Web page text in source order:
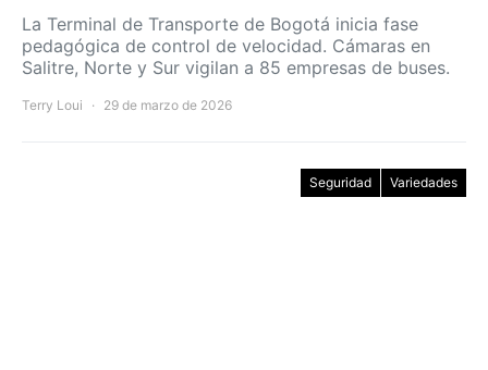
La Terminal de Transporte de Bogotá inicia fase
pedagógica de control de velocidad. Cámaras en
Salitre, Norte y Sur vigilan a 85 empresas de buses.
Terry Loui 29 de marzo de 2026
Seguridad Variedades